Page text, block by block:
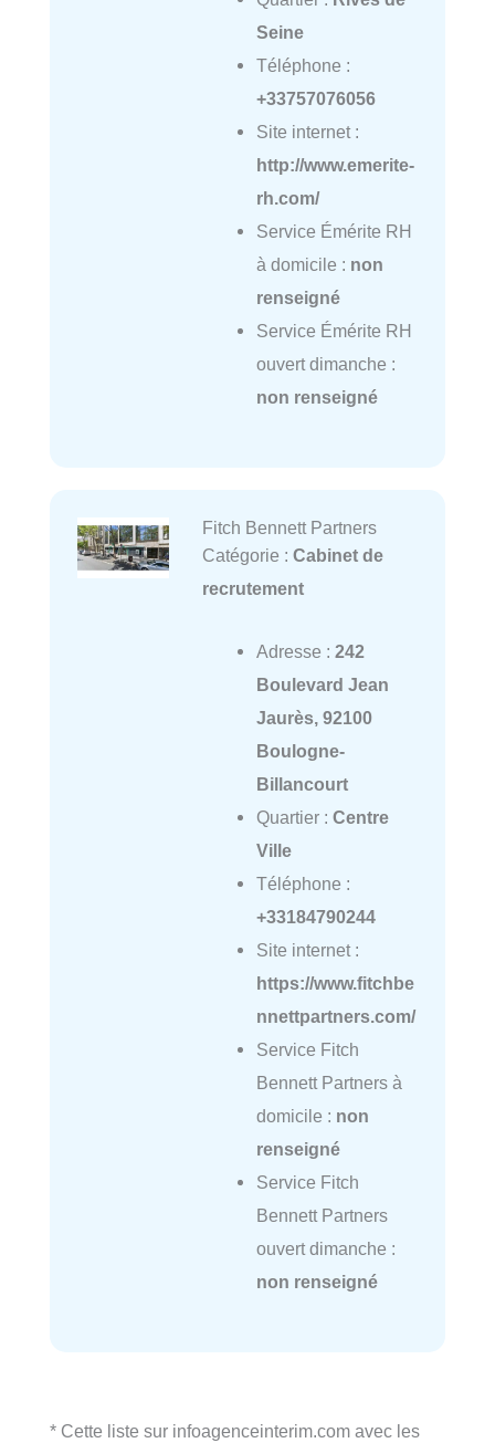
Seine
Téléphone :
+33757076056
Site internet :
http://www.emerite-
rh.com/
Service Émérite RH
à domicile : non
renseigné
Service Émérite RH
ouvert dimanche :
non renseigné
Fitch Bennett Partners
Catégorie : Cabinet de
recrutement
Adresse : 242
Boulevard Jean
Jaurès, 92100
Boulogne-
Billancourt
Quartier : Centre
Ville
Téléphone :
+33184790244
Site internet :
https://www.fitchbe
nnettpartners.com/
Service Fitch
Bennett Partners à
domicile : non
renseigné
Service Fitch
Bennett Partners
ouvert dimanche :
non renseigné
* Cette liste sur infoagenceinterim.com avec les